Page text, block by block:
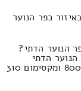
פרטיות 2-3 קומות, באיזור כפר הנוער
הנוער הדתי?
הדתי
מהאיזור (מקסימום 2900 ארגזים) המחיר הוא 800 ומקסימום 310